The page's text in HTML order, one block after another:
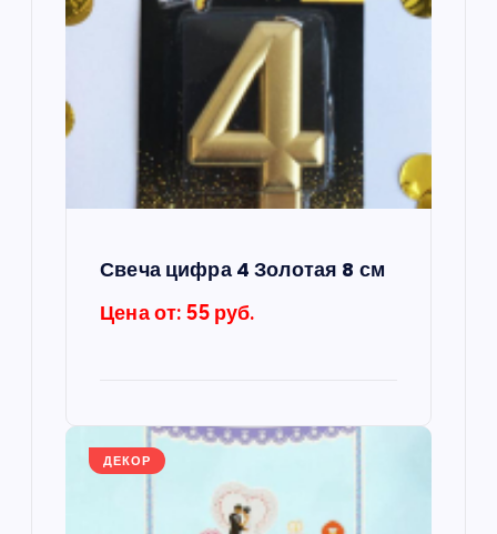
Свеча цифра 4 Золотая 8 см
Цена от: 55 руб.
ДЕКОР